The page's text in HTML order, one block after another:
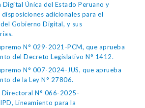
Digital Única del Estado Peruano y
adicionales para el
Gobierno Digital, y sus
N° 029-2021-PCM, que aprueba
del Decreto Legislativo N° 1412.
N° 007-2024-JUS, que aprueba
de la Ley N° 27806.
Directoral N° 066-2025-
Lineamiento para la